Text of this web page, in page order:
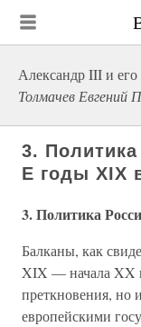
Александр III и его
Толмачев Евгений
3.
Е годы XIX
3. Политика
Балканы, как
XIX — начала XX
преткновения, но
европейскими